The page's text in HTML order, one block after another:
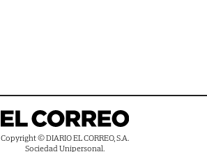
Copyright © DIARIO EL CORREO, S.A.
Sociedad Unipersonal.